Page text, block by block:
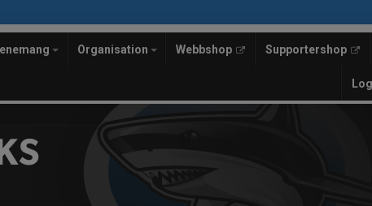
Organisation Webbshop Supportershop